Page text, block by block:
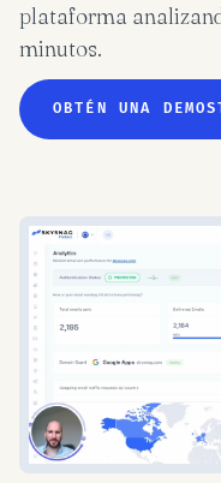
plataforma
minutos.
OBTÉN UNA